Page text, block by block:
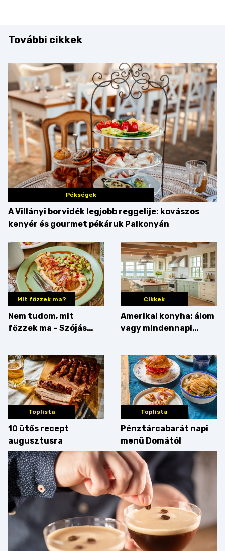
További cikkek
Pékségek
A Villányi borvidék legjobb reggelije: kovászos
kenyér és gourmet pékáruk Palkonyán
Mit főzzek ma?
Nem tudom, mit
főzzek ma – Szójás
Cikkek
Amerikai konyha: álom
vagy mindennapi
az érveket
Toplista
10 ütős recept
augusztusra
Toplista
Pénztárcabarát napi
menü Domától